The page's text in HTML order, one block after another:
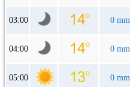
03:00 0 mm
04:00 0 mm
05:00 0 mm